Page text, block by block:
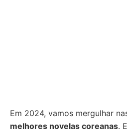
Em 2024, vamos mergulhar
melhores novelas coreanas.